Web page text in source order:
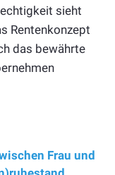
sieht
Rentenkonzept
das bewährte
Frau und